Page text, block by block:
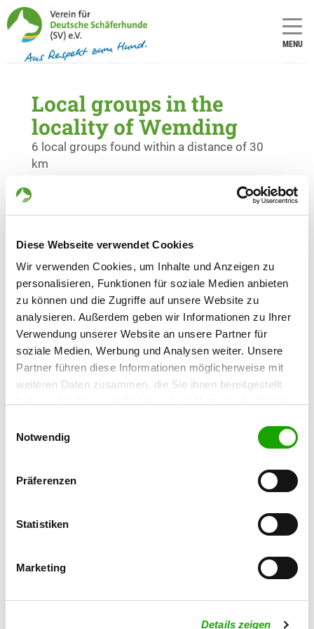
Diese Webseite verwendet Cookies
Wir verwenden Cookies, um Inhalte und Anzeigen zu
personalisieren, Funktionen für soziale Medien anbieten
zu können und die Zugriffe auf unsere Website zu
analysieren. Außerdem geben wir Informationen zu Ihrer
Verwendung unserer Website an unsere Partner für
soziale Medien, Werbung und Analysen weiter. Unsere
Partner führen diese Informationen möglicherweise mit
weiteren Daten zusammen, die Sie ihnen bereitgestellt
Cookies, wenn Sie unsere Webseite weiterhin nutzen.
Notwendig
Präferenzen
Statistiken
Marketing
Details zeigen
MENU
Local groups in the
locality of Wemding
6 local groups found within a distance of 30
km
73441 Bopfingen
OG - Langenaltheim und Umgebung
Details
Herrnstr. 25
91799 Langenaltheim
OG - Weißenburg e.V.
Details
Gunzenhausener Str. 47
OG - Donauwörth e.V.
Details
86609 Donauwörth
OG - Nördlingen e.V.
OG - Wemding